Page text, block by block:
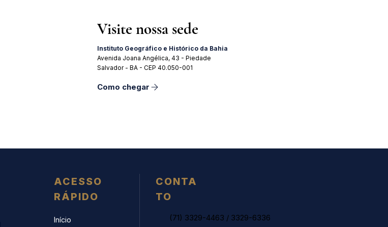
Visite nossa sede
Instituto Geográfico e Histórico da Bahia
Avenida Joana Angélica, 43 - Piedade
Salvador - BA - CEP 40.050-001
Como chegar
ACESSO
RÁPIDO
Início
CONTA
TO
(71) 3329-4463 / 3329-6336